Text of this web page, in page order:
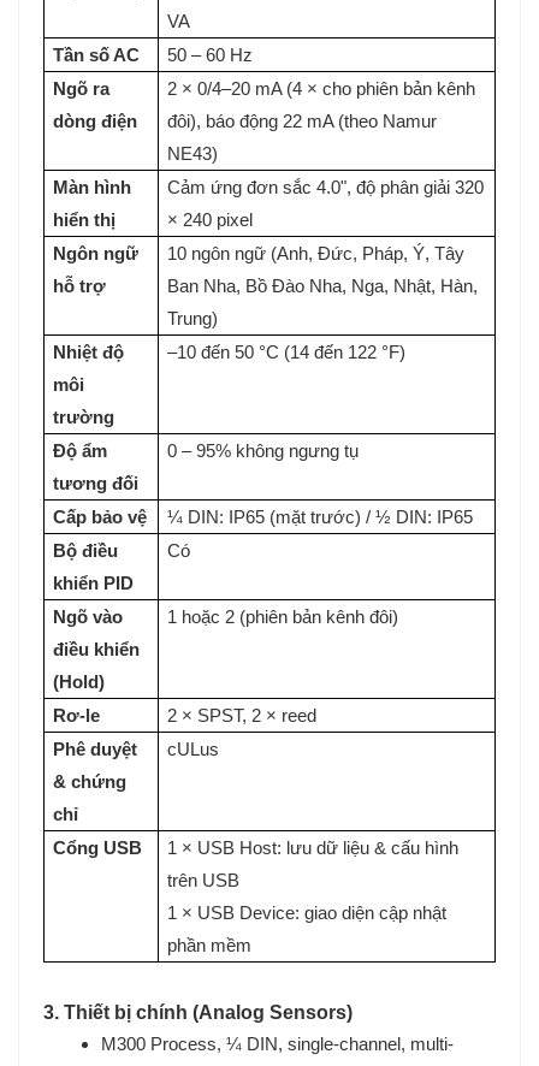
VA
Tần số AC
50 – 60 Hz
Ngõ ra
dòng điện
2 × 0/4–20 mA (4 × cho phiên bản kênh
đôi), báo động 22 mA (theo Namur
NE43)
Màn hình
hiển thị
Cảm ứng đơn sắc 4.0", độ phân giải 320
× 240 pixel
Ngôn ngữ
hỗ trợ
10 ngôn ngữ (Anh, Đức, Pháp, Ý, Tây
Ban Nha, Bồ Đào Nha, Nga, Nhật, Hàn,
Trung)
Nhiệt độ
môi
trường
–10 đến 50 °C (14 đến 122 °F)
Độ ẩm
tương đối
0 – 95% không ngưng tụ
Cấp bảo vệ
¼ DIN: IP65 (mặt trước) / ½ DIN: IP65
Bộ điều
khiển PID
Có
Ngõ vào
điều khiển
(Hold)
1 hoặc 2 (phiên bản kênh đôi)
Rơ-le
2 × SPST, 2 × reed
Phê duyệt
& chứng
chỉ
cULus
Cổng USB
1 × USB Host: lưu dữ liệu & cấu hình
trên USB
1 × USB Device: giao diện cập nhật
phần mềm
3. Thiết bị chính (Analog Sensors)
M300 Process, ¼ DIN, single-channel, multi-